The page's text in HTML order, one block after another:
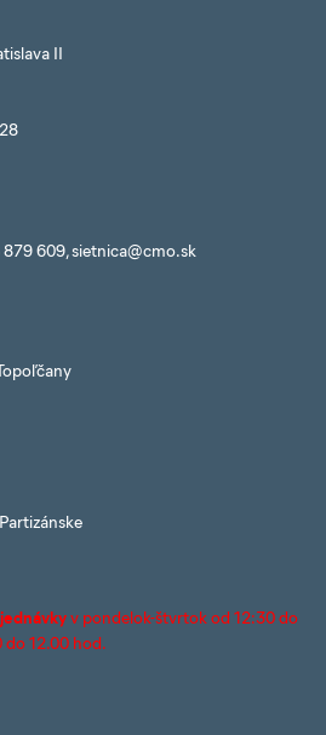
II
609, sietnica@cmo.sk
v pondelok-štvrtok od 12:30 do
do 12.00 hod.